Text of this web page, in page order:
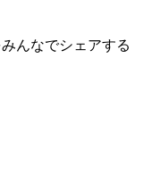
んなでシェアする